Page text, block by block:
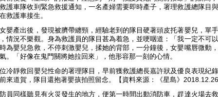
護車隊收到緊急救援通知，一名產婦需要即時產子，署理救護總隊目
救護車接生。
嬰產出後，發現被臍帶纏頸，經驗老到的隊目硬著頭皮托著嬰兒，單
情況不樂觀。身為救護員的隊目甚為着急，並哽咽道：「我一定不可
為嬰兒急救，不停刺激嬰兒，揉她的背部，一分鐘後，女嬰嘴唇微動
。「好像在鬼門關將她拉回來」，他形容那一刻的心情。
冷靜救回嬰兒性命的署理隊目，早前獲救護總長嘉許狀及優良表現紀
來道賀，隊目還抱著嬰孩拍照留念。【資料來源：《星島》
員同樣聽見有火災發生的地方，便第一時間出動消防車，趕達火場去